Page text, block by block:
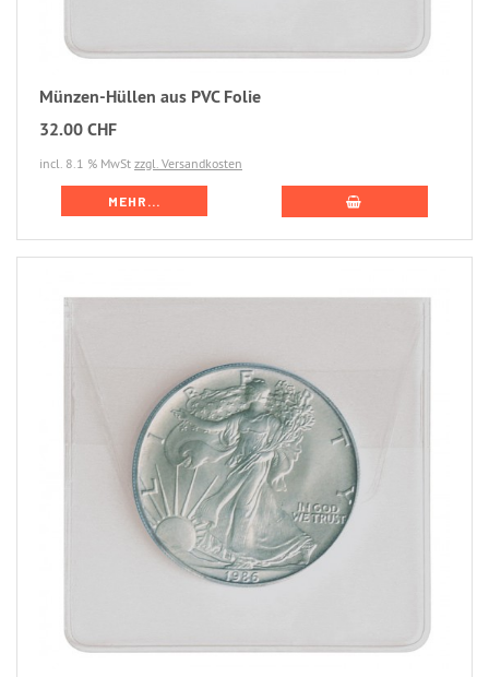
Münzen-Hüllen aus PVC Folie
32.00 CHF
incl. 8.1 % MwSt zzgl. Versandkosten
MEHR...